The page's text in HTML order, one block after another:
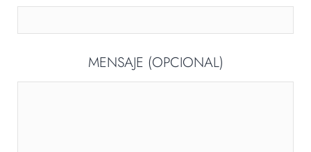
MENSAJE (OPCIONAL)